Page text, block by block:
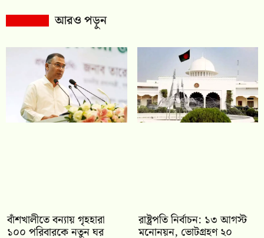
আরও পড়ুন
বাঁশখালীতে বন্যায় গৃহহারা
১০০ পরিবারকে নতুন ঘর
রাষ্ট্রপতি নির্বাচন: ১৩ আগস্ট
মনোনয়ন, ভোটগ্রহণ ২০